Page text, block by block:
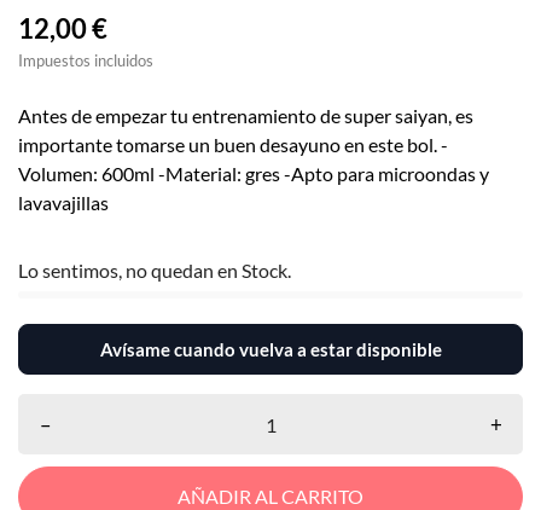
12,00 €
Impuestos incluidos
Antes de empezar tu entrenamiento de super saiyan, es
importante tomarse un buen desayuno en este bol. -
Volumen: 600ml -Material: gres -Apto para microondas y
lavavajillas
Lo sentimos, no quedan en Stock.
Avísame cuando vuelva a estar disponible
– +
AÑADIR AL CARRITO